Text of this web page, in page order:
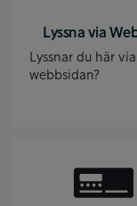
Lyssna via
Lyssnar du här via
webbsidan?